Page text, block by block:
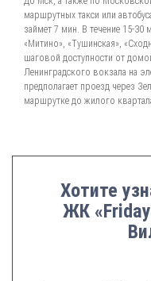
маршрутных такси или
займет 7 мин. В течение 15-30
«Митино», «Тушинская»,
шаговой доступности от
Ленинградского вокзала на
предполагает проезд через
маршрутке до жилого
Хотите
ЖК